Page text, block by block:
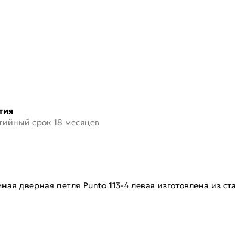
срок 18 месяцев
дверная петля Punto 113-4 левая изготовлена из